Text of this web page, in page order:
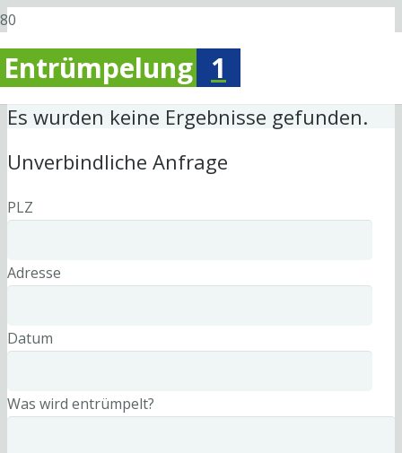
Entrümpelung 1
Es wurden keine Ergebnisse gefunden.
Unverbindliche Anfrage
PLZ
Adresse
Datum
Was wird entrümpelt?